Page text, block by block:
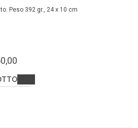
Peso 392 gr., 24 x 10 cm